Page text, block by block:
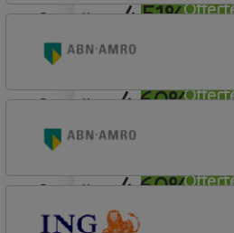
4,51%
aflosvrij
4,60%
Plusvoorwaarden
aflosvrij
4,60%
Woning (Incl. Korting)
aflosvrij
Woning (Incl. Korting)